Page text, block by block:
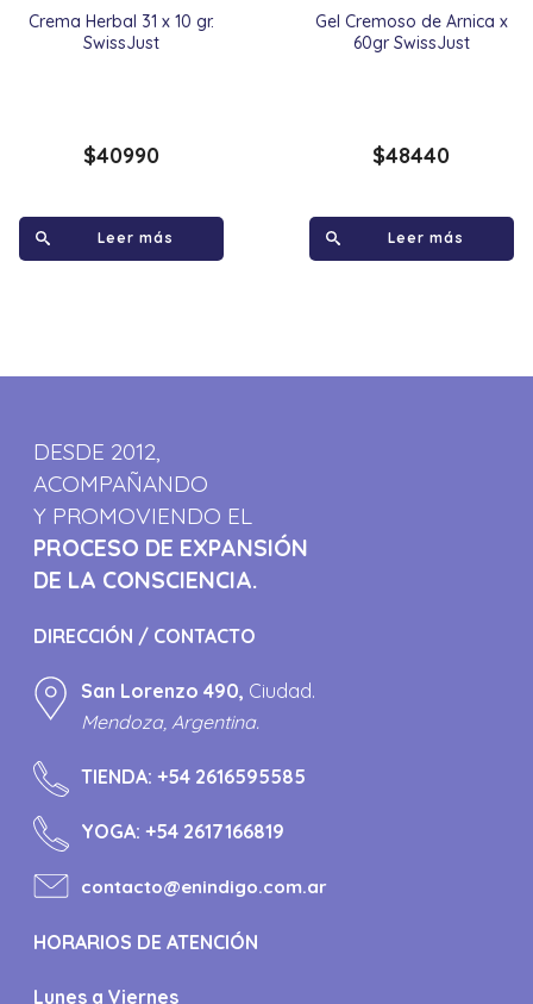
Crema Herbal 31 x 10 gr.
SwissJust
$40990
Leer más
Gel Cremoso de Arnica x
60gr SwissJust
$48440
Leer más
DESDE 2012,
ACOMPAÑANDO
Y PROMOVIENDO EL
PROCESO DE EXPANSIÓN
DE LA CONSCIENCIA.
DIRECCIÓN / CONTACTO
San Lorenzo 490, Ciudad.
Mendoza, Argentina.
TIENDA:+54 2616595585
YOGA:+54 2617166819
contacto@enindigo.com.ar
HORARIOS DE ATENCIÓN
Lunes a Viernes